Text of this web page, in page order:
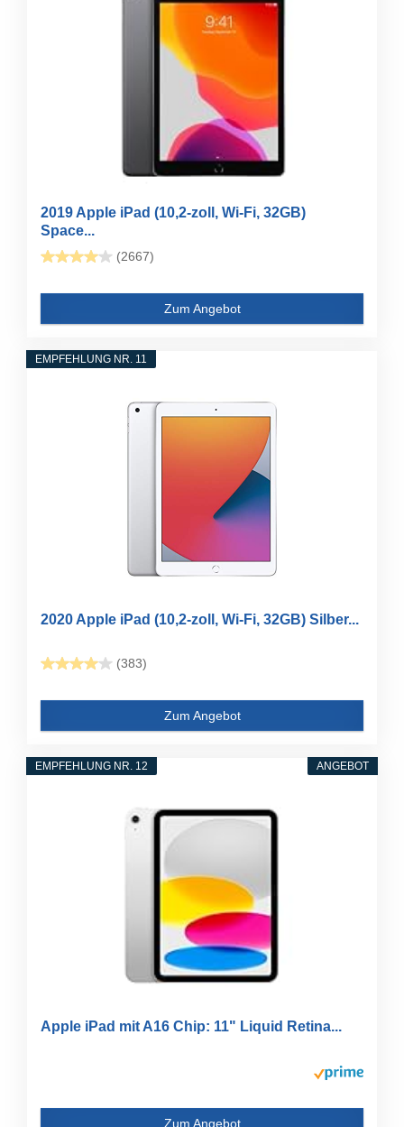
2019 Apple iPad (10,2-zoll, Wi-Fi, 32GB)
Space...
(2667)
Zum Angebot
EMPFEHLUNG NR. 11
2020 Apple iPad (10,2-zoll, Wi-Fi, 32GB) Silber...
(383)
Zum Angebot
ANGEBOT
EMPFEHLUNG NR. 12
Apple iPad mit A16 Chip: 11" Liquid Retina...
Zum Angebot